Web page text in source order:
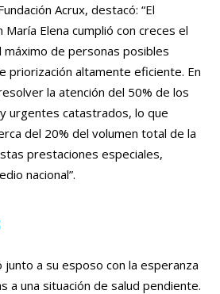
Acrux, destacó: “El
Elena cumplió con creces el
de personas posibles
priorización altamente eficiente. En
la atención del 50% de los
urgentes catastrados, lo que
del 20% del volumen total de la
prestaciones especiales,
nacional”.
a su esposo con la esperanza
a una situación de salud pendiente.